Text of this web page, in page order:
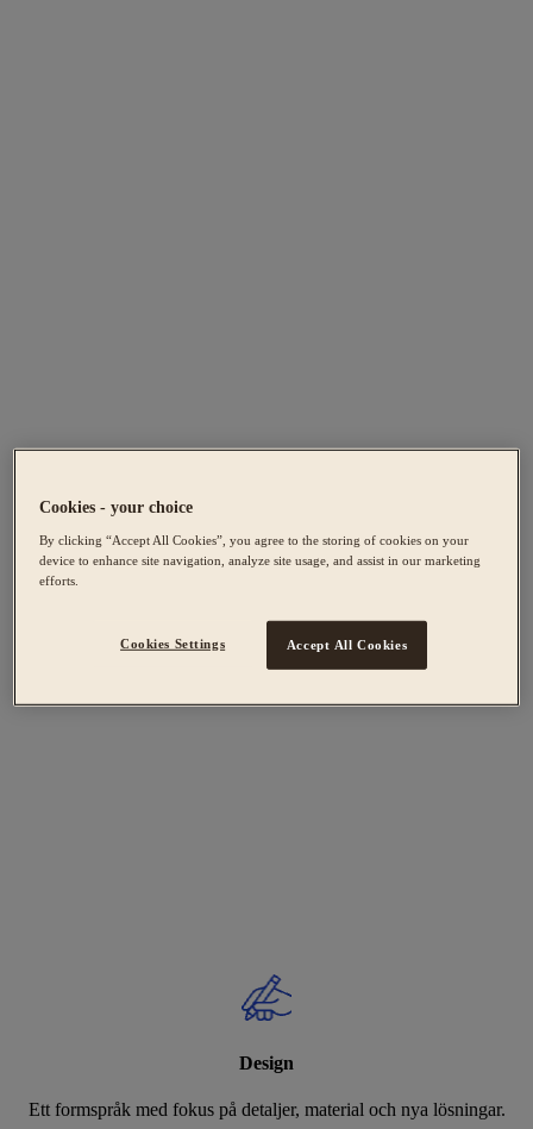
Design
Ett formspråk med fokus på detaljer, material och nya lösningar.
Cookies - your choice
By clicking “Accept All Cookies”, you agree to the storing of cookies on your
device to enhance site navigation, analyze site usage, and assist in our marketing
efforts.
Cookies Settings Accept All Cookies